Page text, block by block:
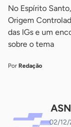
No Espírito
Origem
das IGs e um
sobre o tema
Por Redação
02/12/